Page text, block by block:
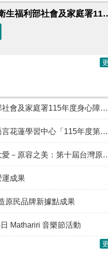
【轉知】衛生福利部社會及家庭署115年
障礙福利機構及團體秋節產品聯合推廣活動型錄及推廣影片公文1份
115年度第二期原住民族語言學分班暨學習班」課程招生
屆台灣原住民海報雙年展」彰化縣原住民生活館巡迴特展
運成果
原民品牌新據點成果
Mathariri 音樂節活動